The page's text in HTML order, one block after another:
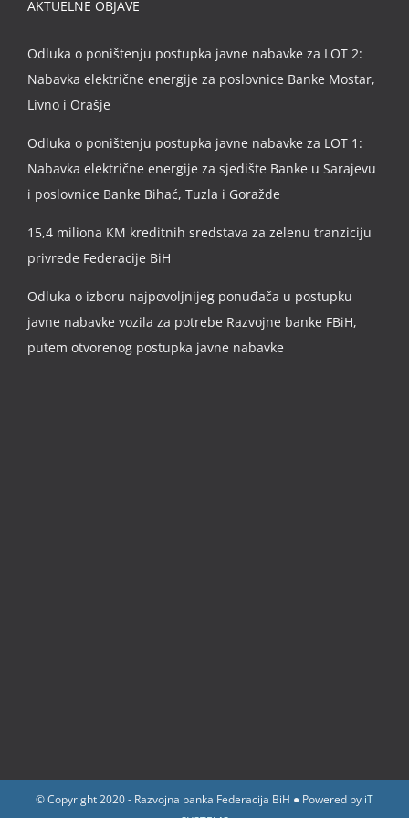
AKTUELNE OBJAVE
Odluka o poništenju postupka javne nabavke za LOT 2:
Nabavka električne energije za poslovnice Banke Mostar,
Livno i Orašje
Odluka o poništenju postupka javne nabavke za LOT 1:
Nabavka električne energije za sjedište Banke u Sarajevu
i poslovnice Banke Bihać, Tuzla i Goražde
15,4 miliona KM kreditnih sredstava za zelenu tranziciju
privrede Federacije BiH
Odluka o izboru najpovoljnijeg ponuđača u postupku
javne nabavke vozila za potrebe Razvojne banke FBiH,
putem otvorenog postupka javne nabavke
© Copyright 2020 - Razvojna banka Federacija BiH ● Powered by iT